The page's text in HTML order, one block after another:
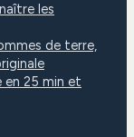
les
de terre,
en 25 min et